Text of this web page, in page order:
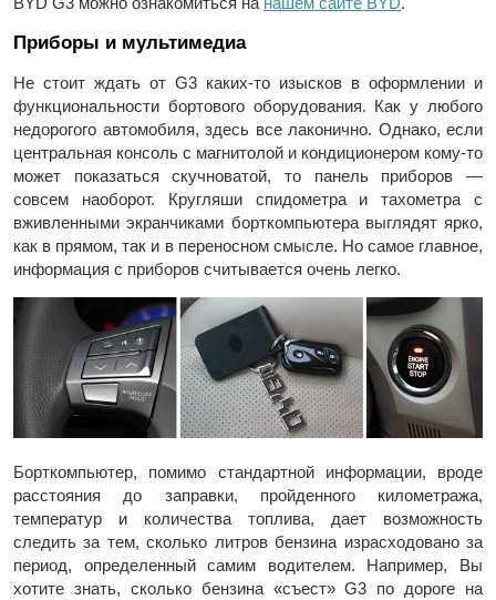
Приборы и мультимедиа
Не стоит ждать от G3 каких-то изысков в оформлении и
функциональности бортового оборудования. Как у любого
недорогого автомобиля, здесь все лаконично. Однако, если
центральная консоль с магнитолой и кондиционером кому-то
может показаться скучноватой, то панель приборов —
совсем наоборот. Кругляши спидометра и тахометра с
вживленными экранчиками борткомпьютера выглядят ярко,
как в прямом, так и в переносном смысле. Но самое главное,
информация с приборов считывается очень легко.
Борткомпьютер, помимо стандартной информации, вроде
расстояния до заправки, пройденного километража,
температур и количества топлива, дает возможность
следить за тем, сколько литров бензина израсходовано за
период, определенный самим водителем. Например, Вы
хотите знать, сколько бензина «съест» G3 по дороге на